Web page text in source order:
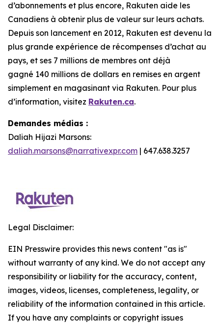
d’abonnements et plus encore, Rakuten aide les
Canadiens à obtenir plus de valeur sur leurs achats.
Depuis son lancement en 2012, Rakuten est devenu la
plus grande expérience de récompenses d’achat au
pays, et ses 7 millions de membres ont déjà
gagné 140 millions de dollars en remises en argent
simplement en magasinant via Rakuten. Pour plus
d’information, visitez Rakuten.ca.
Demandes médias :
Daliah Hijazi Marsons:
daliah.marsons@narrativexpr.com | 647.638.3257
Legal Disclaimer:
EIN Presswire provides this news content "as is"
without warranty of any kind. We do not accept any
responsibility or liability for the accuracy, content,
images, videos, licenses, completeness, legality, or
reliability of the information contained in this article.
If you have any complaints or copyright issues